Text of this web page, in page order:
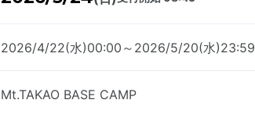
2026/4/22(水)00:00～2026/5/20(水)23:59
Mt.TAKAO BASE CAMP